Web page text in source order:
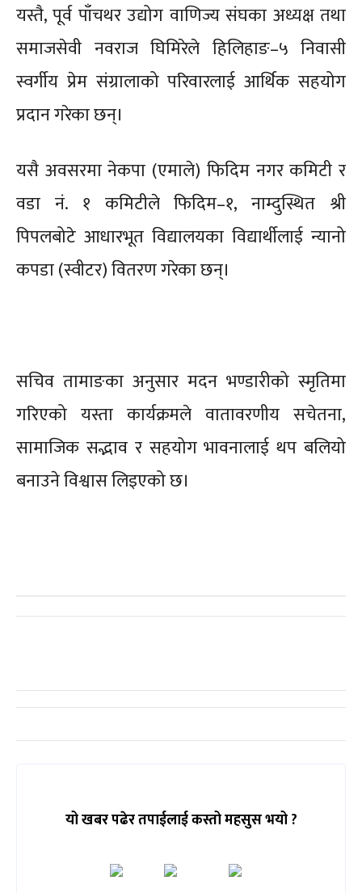
यस्तै, पूर्व पाँचथर उद्योग वाणिज्य संघका अध्यक्ष तथा
समाजसेवी नवराज घिमिरेले हिलिहाङ–५ निवासी
स्वर्गीय प्रेम संग्रालाको परिवारलाई आर्थिक सहयोग
प्रदान गरेका छन्।
यसै अवसरमा नेकपा (एमाले) फिदिम नगर कमिटी र
वडा नं. १ कमिटीले फिदिम–१, नाम्दुस्थित श्री
पिपलबोटे आधारभूत विद्यालयका विद्यार्थीलाई न्यानो
कपडा (स्वीटर) वितरण गरेका छन्।
सचिव तामाङका अनुसार मदन भण्डारीको स्मृतिमा
गरिएको यस्ता कार्यक्रमले वातावरणीय सचेतना,
सामाजिक सद्भाव र सहयोग भावनालाई थप बलियो
बनाउने विश्वास लिइएको छ।
यो खबर पढेर तपाईलाई कस्तो महसुस भयो ?